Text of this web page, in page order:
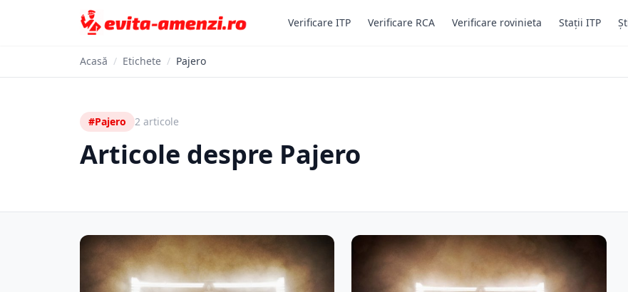
Verificare ITP Verificare RCA Verificare rovinieta Stații ITP
Acasă / Etichete / Pajero
#Pajero 2 articole
Articole despre Pajero